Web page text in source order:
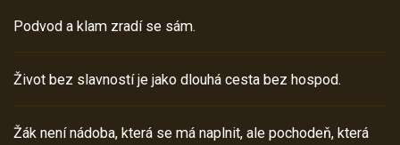
Podvod a klam zradí se sám.
Život bez slavností je jako dlouhá cesta bez hospod.
Žák není nádoba, která se má naplnit, ale pochodeň, která